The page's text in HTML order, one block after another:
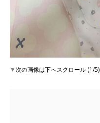
▼次の画像は下へスクロール (1/5)